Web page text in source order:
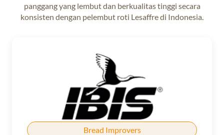
panggang yang lembut dan berkualitas tinggi secara
konsisten dengan pelembut roti Lesaffre di Indonesia.
Bread Improvers